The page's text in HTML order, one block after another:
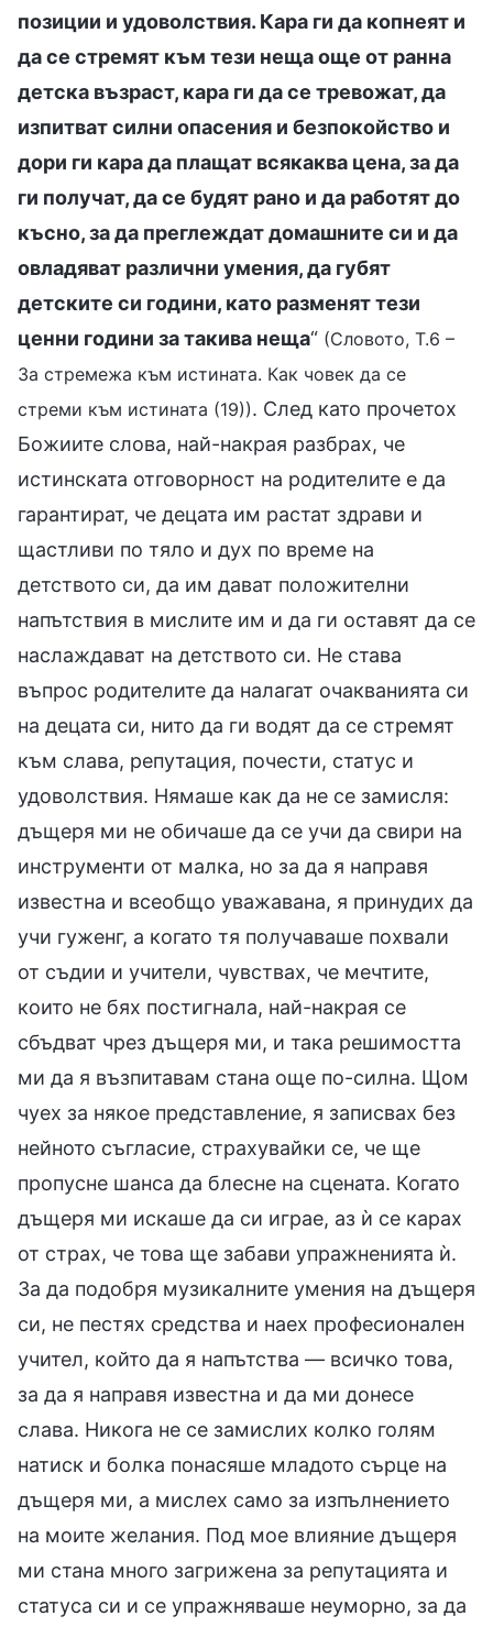
позиции и удоволствия. Кара ги да копнеят и
да се стремят към тези неща още от ранна
детска възраст, кара ги да се тревожат, да
изпитват силни опасения и безпокойство и
дори ги кара да плащат всякаква цена, за да
ги получат, да се будят рано и да работят до
късно, за да преглеждат домашните си и да
овладяват различни умения, да губят
детските си години, като разменят тези
ценни години за такива неща“ (Словото, Т.6 –
За стремежа към истината. Как човек да се
стреми към истината (19)). След като прочетох
Божиите слова, най-накрая разбрах, че
истинската отговорност на родителите е да
гарантират, че децата им растат здрави и
щастливи по тяло и дух по време на
детството си, да им дават положителни
напътствия в мислите им и да ги оставят да се
наслаждават на детството си. Не става
въпрос родителите да налагат очакванията си
на децата си, нито да ги водят да се стремят
към слава, репутация, почести, статус и
удоволствия. Нямаше как да не се замисля:
дъщеря ми не обичаше да се учи да свири на
инструменти от малка, но за да я направя
известна и всеобщо уважавана, я принудих да
учи гуженг, а когато тя получаваше похвали
от съдии и учители, чувствах, че мечтите,
които не бях постигнала, най-накрая се
сбъдват чрез дъщеря ми, и така решимостта
ми да я възпитавам стана още по-силна. Щом
чуех за някое представление, я записвах без
нейното съгласие, страхувайки се, че ще
пропусне шанса да блесне на сцената. Когато
дъщеря ми искаше да си играе, аз ѝ се карах
от страх, че това ще забави упражненията ѝ.
За да подобря музикалните умения на дъщеря
си, не пестях средства и наех професионален
учител, който да я напътства — всичко това,
за да я направя известна и да ми донесе
слава. Никога не се замислих колко голям
натиск и болка понасяше младото сърце на
дъщеря ми, а мислех само за изпълнението
на моите желания. Под мое влияние дъщеря
ми стана много загрижена за репутацията и
статуса си и се упражняваше неуморно, за да